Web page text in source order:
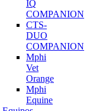
IQ
COMPANION
CTS-
DUO
COMPANION
Mphi
Vet
Orange
Mphi
Equine